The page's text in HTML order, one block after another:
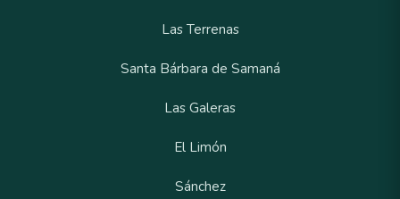
Las Terrenas
Santa Bárbara de Samaná
Las Galeras
El Limón
Sánchez